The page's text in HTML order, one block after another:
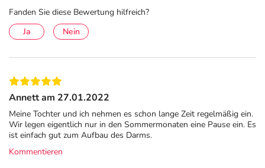
Fanden Sie diese Bewertung hilfreich?
Ja
Nein
Annett am 27.01.2022
Meine Tochter und ich nehmen es schon lange Zeit regelmäßig ein.
Wir legen eigentlich nur in den Sommermonaten eine Pause ein. Es
ist einfach gut zum Aufbau des Darms.
Kommentieren